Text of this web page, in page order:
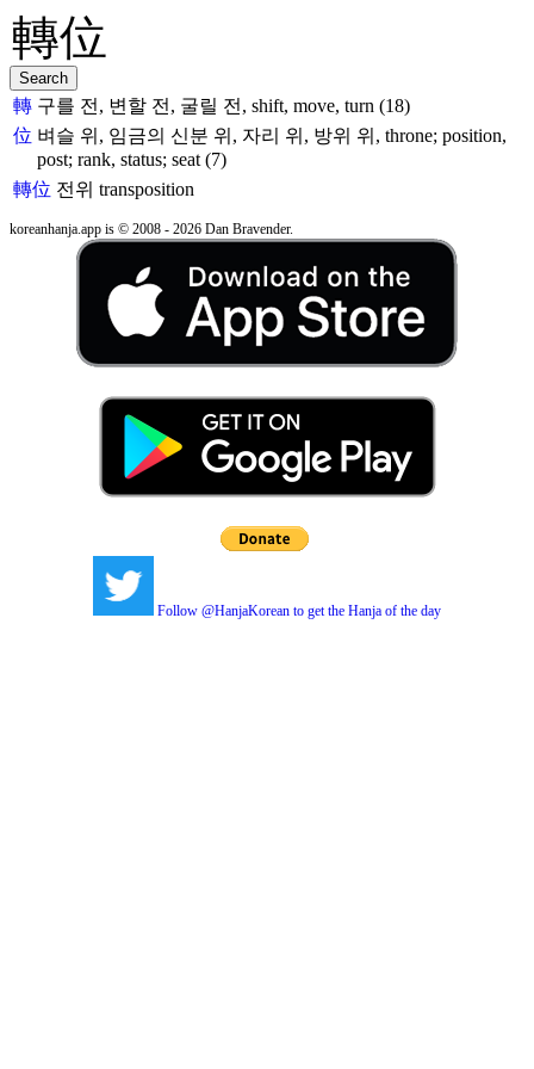
轉 구를 전, 변할 전, 굴릴 전, shift, move, turn (18)
位 벼슬 위, 임금의 신분 위, 자리 위, 방위 위, throne; position,
post; rank, status; seat (7)
轉位 전위 transposition
koreanhanja.app is © 2008 - 2026 Dan Bravender.
Follow @HanjaKorean to get the Hanja of the day